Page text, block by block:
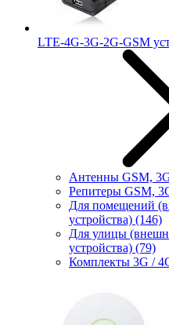
LTE-4G-3G-2G-GSM
Антенны GSM,
Репитеры GSM,
Для помещений
устройства) (146)
Для улицы
устройства) (79)
Комплекты 3G /